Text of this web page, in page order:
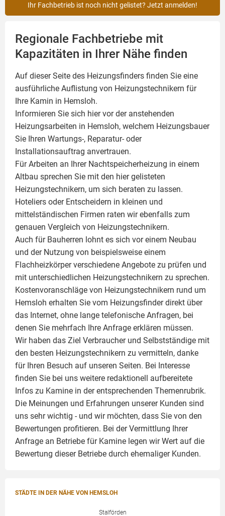
Ihr Fachbetrieb ist noch nicht gelistet? Jetzt anmelden!
Regionale Fachbetriebe mit
Kapazitäten in Ihrer Nähe finden
Auf dieser Seite des Heizungsfinders finden Sie eine
ausführliche Auflistung von Heizungstechnikern für
Ihre Kamin in Hemsloh.
Informieren Sie sich hier vor der anstehenden
Heizungsarbeiten in Hemsloh, welchem Heizungsbauer
Sie Ihren Wartungs-, Reparatur- oder
Installationsauftrag anvertrauen.
Für Arbeiten an Ihrer Nachtspeicherheizung in einem
Altbau sprechen Sie mit den hier gelisteten
Heizungstechnikern, um sich beraten zu lassen.
Hoteliers oder Entscheidern in kleinen und
mittelständischen Firmen raten wir ebenfalls zum
genauen Vergleich von Heizungstechnikern.
Auch für Bauherren lohnt es sich vor einem Neubau
und der Nutzung von beispielsweise einem
Flachheizkörperverschiedene Angebote zu prüfen und
mit unterschiedlichen Heizungstechnikern zu sprechen.
Kostenvoranschläge von Heizungstechnikern rund um
Hemsloh erhalten Sie vom Heizungsfinder direkt über
das Internet, ohne lange telefonische Anfragen, bei
denen Sie mehrfach Ihre Anfrage erklären müssen.
Wir haben das Ziel Verbraucher und Selbstständige mit
den besten Heizungstechnikern zu vermitteln, danke
für Ihren Besuch auf unseren Seiten. Bei Interesse
finden Sie bei uns weitere redaktionell aufbereitete
Infos zu Kamine in der entsprechenden Themenrubrik.
Die Meinungen und Erfahrungen unserer Kunden sind
uns sehr wichtig - und wir möchten, dass Sie von den
Bewertungen profitieren. Bei der Vermittlung Ihrer
Anfrage an Betriebe für Kamine legen wir Wert auf die
Bewertung dieser Betriebe durch ehemaliger Kunden.
STÄDTE IN DER NÄHE VON HEMSLOH
Stalförden